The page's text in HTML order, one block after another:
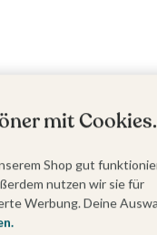
mit Cookies.
Shop gut
nutzen wir sie für
Werbung. Deine